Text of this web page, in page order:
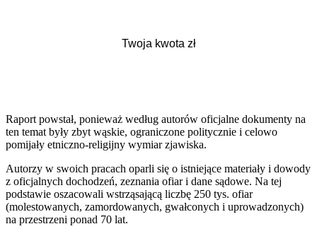
Raport powstał, ponieważ według autorów oficjalne dokumenty na
ten temat były zbyt wąskie, ograniczone politycznie i celowo
pomijały etniczno-religijny wymiar zjawiska.
Autorzy w swoich pracach oparli się o istniejące materiały i dowody
z oficjalnych dochodzeń, zeznania ofiar i dane sądowe. Na tej
podstawie oszacowali wstrząsającą liczbę 250 tys. ofiar
(molestowanych, zamordowanych, gwałconych i uprowadzonych)
na przestrzeni ponad 70 lat.